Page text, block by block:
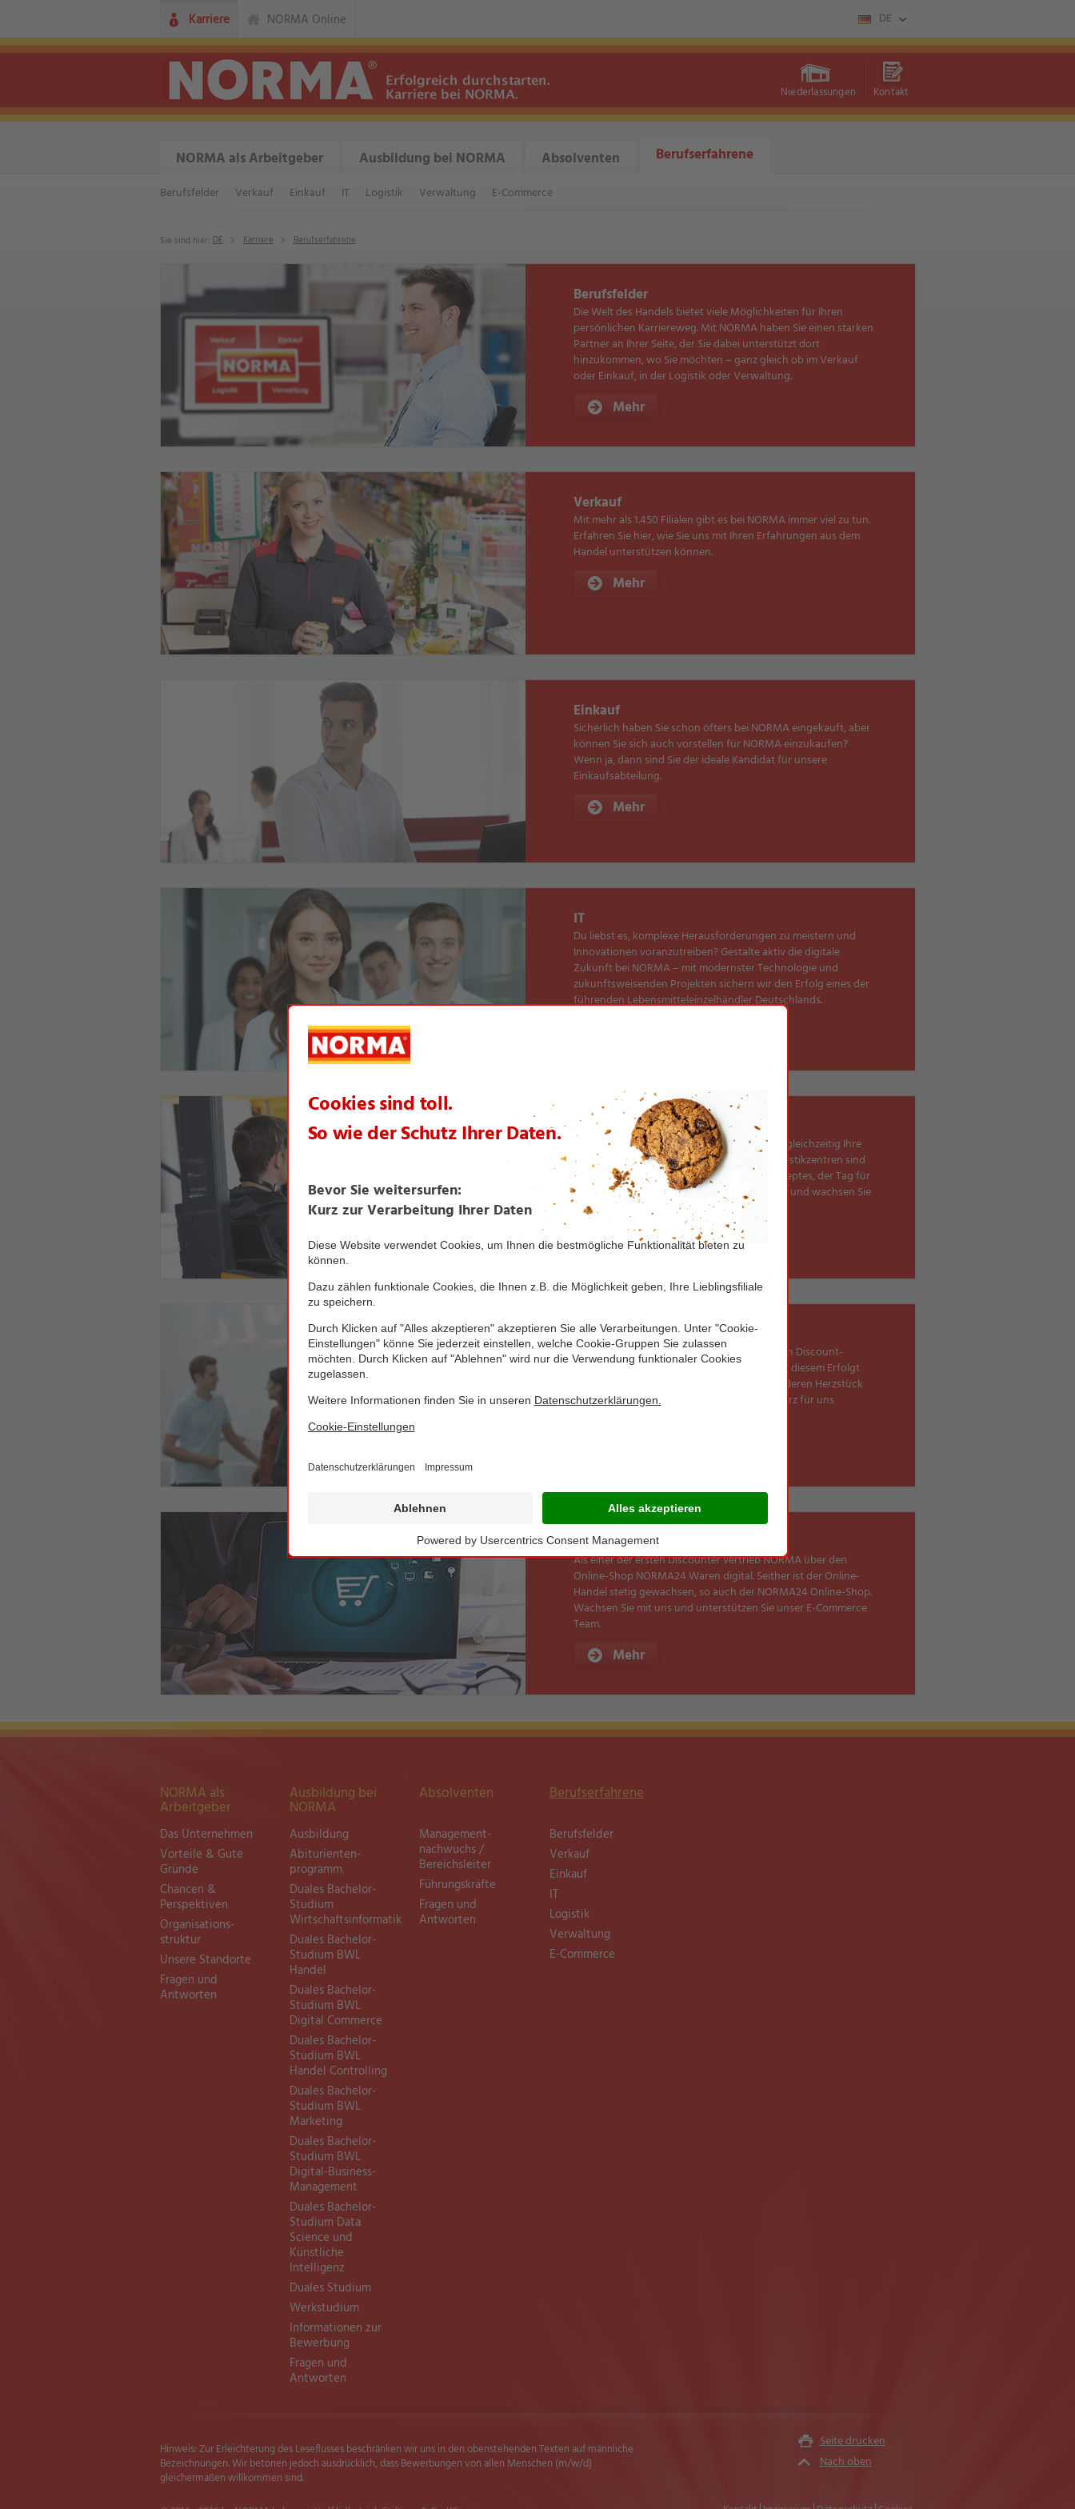
Karriere NORMA Online DE
Niederlassungen Kontakt
NORMA als Arbeitgeber Ausbildung bei NORMA Absolventen Berufserfahrene
Berufsfelder Verkauf Einkauf IT Logistik Verwaltung E-Commerce
Sie sind hier: DE Karriere Berufserfahrene
Berufsfelder
Die Welt des Handels bietet viele Möglichkeiten für Ihren
persönlichen Karriereweg. Mit NORMA haben Sie einen starken
Partner an Ihrer Seite, der Sie dabei unterstützt dort
hinzukommen, wo Sie möchten – ganz gleich ob im Verkauf
oder Einkauf, in der Logistik oder Verwaltung.
Mehr
Verkauf
Mit mehr als 1.450 Filialen gibt es bei NORMA immer viel zu tun.
Erfahren Sie hier, wie Sie uns mit Ihren Erfahrungen aus dem
Handel unterstützen können.
Mehr
Einkauf
Sicherlich haben Sie schon öfters bei NORMA eingekauft, aber
können Sie sich auch vorstellen für NORMA einzukaufen?
Wenn ja, dann sind Sie der ideale Kandidat für unsere
Einkaufsabteilung.
Mehr
IT
Du liebst es, komplexe Herausforderungen zu meistern und
Innovationen voranzutreiben? Gestalte aktiv die digitale
Zukunft bei NORMA – mit modernster Technologie und
zukunftsweisenden Projekten sichern wir den Erfolg eines der
führenden Lebensmitteleinzelhändler Deutschlands.
Logistik
Setzen Sie mit NORMA unsere Produkte und gleichzeitig Ihre
Karriere in Bewegung. Unsere effizienten Logistikzentren sind
ein fester Bestandteil des NORMA-Erfolgsrezeptes, der Tag für
Tag weiter wächst. Werden Sie ein Teil davon und wachsen Sie
mit Ihren Aufgaben.
Mehr
Verwaltung
Seit 60 Jahren ist NORMA eines der führenden Discount-
Unternehmen Deutschlands. Der Schlüssel zu diesem Erfolgt
liegt in einer klar gegliederten Organisation, deren Herzstück
unsere Verwaltung ist. Lassen auch Sie Ihr Herz für uns
E-Commerce
Als einer der ersten Discounter vertrieb NORMA über den
Online-Shop NORMA24 Waren digital. Seither ist der Online-
Handel stetig gewachsen, so auch der NORMA24 Online-Shop.
Wachsen Sie mit uns und unterstützen Sie unser E-Commerce
Team.
Mehr
NORMA als
Arbeitgeber
Das Unternehmen
Vorteile & Gute
Gründe
Chancen &
Perspektiven
Organisations­
struktur
Unsere Standorte
Fragen und
Antworten
Ausbildung bei
NORMA
Ausbildung
Abiturienten­
programm
Duales Bachelor-
Studium
Wirtschaftsinformatik
Duales Bachelor-
Studium BWL
Handel
Duales Bachelor-
Studium BWL
Digital Commerce
Duales Bachelor-
Studium BWL
Handel Controlling
Duales Bachelor-
Studium BWL
Marketing
Duales Bachelor-
Studium BWL
Digital-Business-
Management
Duales Bachelor-
Studium Data
Science und
Künstliche
Intelligenz
Duales Studium
Werkstudium
Informationen zur
Bewerbung
Fragen und
Antworten
Absolventen
Management­
nachwuchs /
Bereichsleiter
Führungskräfte
Fragen und
Antworten
Berufserfahrene
Berufsfelder
Verkauf
Einkauf
IT
Logistik
Verwaltung
E-Commerce
Seite drucken
Nach oben
Hinweis: Zur Erleichterung des Leseflusses beschränken wir uns in den obenstehenden Texten auf männliche
Bezeichnungen. Wir betonen jedoch ausdrücklich, dass Bewerbungen von allen Menschen (m/w/d)
gleichermaßen willkommen sind.